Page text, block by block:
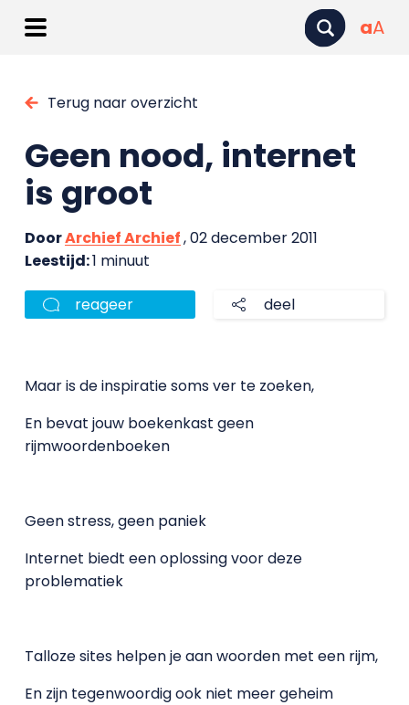
aA
Terug naar overzicht
Geen nood, internet
is groot
DoorArchief Archief, 02 december 2011
Leestijd:1 minuut
reageer deel
Maar is de inspiratie soms ver te zoeken,
En bevat jouw boekenkast geen
rijmwoordenboeken
Geen stress, geen paniek
Internet biedt een oplossing voor deze
problematiek
Talloze sites helpen je aan woorden met een rijm,
En zijn tegenwoordig ook niet meer geheim